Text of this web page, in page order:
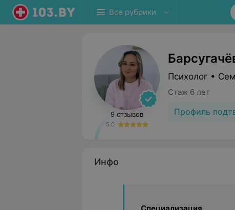
Все рубрики
9 отзывов
5.0
Психолог •
Стаж 6 лет
Профиль
Инфо